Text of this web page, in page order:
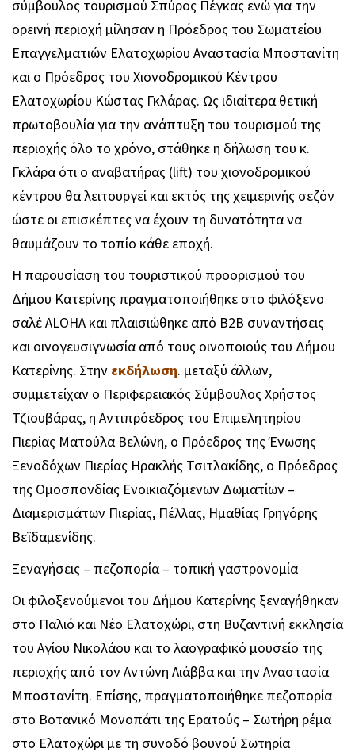
σύμβουλος τουρισμού Σπύρος Πέγκας ενώ για την
ορεινή περιοχή μίλησαν η Πρόεδρος του Σωματείου
Επαγγελματιών Ελατοχωρίου Αναστασία Μποστανίτη
και ο Πρόεδρος του Χιονοδρομικού Κέντρου
Ελατοχωρίου Κώστας Γκλάρας. Ως ιδιαίτερα θετική
πρωτοβουλία για την ανάπτυξη του τουρισμού της
περιοχής όλο το χρόνο, στάθηκε η δήλωση του κ.
Γκλάρα ότι ο αναβατήρας (lift) του χιονοδρομικού
κέντρου θα λειτουργεί και εκτός της χειμερινής σεζόν
ώστε οι επισκέπτες να έχουν τη δυνατότητα να
θαυμάζουν το τοπίο κάθε εποχή.
Η παρουσίαση του τουριστικού προορισμού του
Δήμου Κατερίνης πραγματοποιήθηκε στο φιλόξενο
σαλέ ALOHA και πλαισιώθηκε από B2B συναντήσεις
και οινογευσιγνωσία από τους οινοποιούς του Δήμου
Κατερίνης. Στην εκδήλωση. μεταξύ άλλων,
συμμετείχαν ο Περιφερειακός Σύμβουλος Χρήστος
Τζιουβάρας, η Αντιπρόεδρος του Επιμελητηρίου
Πιερίας Ματούλα Βελώνη, ο Πρόεδρος της Ένωσης
Ξενοδόχων Πιερίας Ηρακλής Τσιτλακίδης, ο Πρόεδρος
της Ομοσπονδίας Ενοικιαζόμενων Δωματίων –
Διαμερισμάτων Πιερίας, Πέλλας, Ημαθίας Γρηγόρης
Βεϊδαμενίδης.
Ξεναγήσεις – πεζοπορία – τοπική γαστρονομία
Οι φιλοξενούμενοι του Δήμου Κατερίνης ξεναγήθηκαν
στο Παλιό και Νέο Ελατοχώρι, στη Βυζαντινή εκκλησία
του Αγίου Νικολάου και το λαογραφικό μουσείο της
περιοχής από τον Αντώνη Λιάββα και την Αναστασία
Μποστανίτη. Επίσης, πραγματοποιήθηκε πεζοπορία
στο Βοτανικό Μονοπάτι της Ερατούς – Σωτήρη ρέμα
στο Ελατοχώρι με τη συνοδό βουνού Σωτηρία